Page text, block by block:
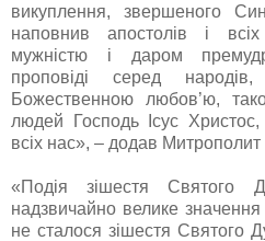
викуплення, звершеного
наповнив апостолів і
мужністю і даром
проповіді серед
Божественною любов’ю,
людей Господь Ісус
всіх нас», – додав Митрополит
«Подія зішестя Святого
надзвичайно велике
не сталося зішестя Святого